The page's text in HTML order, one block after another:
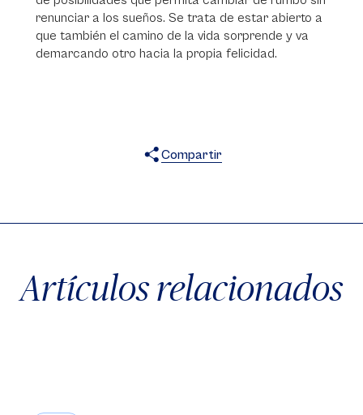
renunciar a los sueños. Se trata de estar abierto a
que también el camino de la vida sorprende y va
demarcando otro hacia la propia felicidad.
Compartir
Artículos relacionados